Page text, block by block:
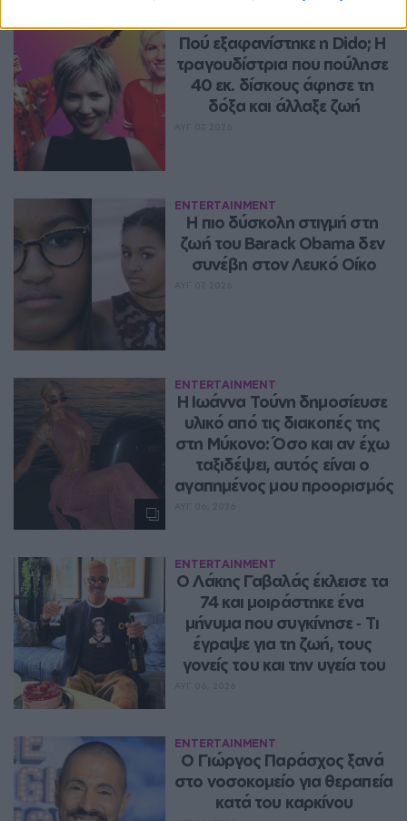
ENTERTAINMENT
Πού εξαφανίστηκε η Dido; Η
τραγουδίστρια που πούλησε
40 εκ. δίσκους άφησε τη
δόξα και άλλαξε ζωή
ENTERTAINMENT
Η πιο δύσκολη στιγμή στη
ζωή του Barack Obama δεν
συνέβη στον Λευκό Οίκο
ENTERTAINMENT
Η Ιωάννα Τούνη δημοσίευσε
υλικό από τις διακοπές της
στη Μύκονο: Όσο και αν έχω
ταξιδέψει, αυτός είναι ο
αγαπημένος μου προορισμός
ENTERTAINMENT
Ο Λάκης Γαβαλάς έκλεισε τα
74 και μοιράστηκε ένα
μήνυμα που συγκίνησε ‑ Τι
έγραψε για τη ζωή, τους
γονείς του και την υγεία του
ENTERTAINMENT
O Γιώργος Παράσχος ξανά
στο νοσοκομείο για θεραπεία
κατά του καρκίνου